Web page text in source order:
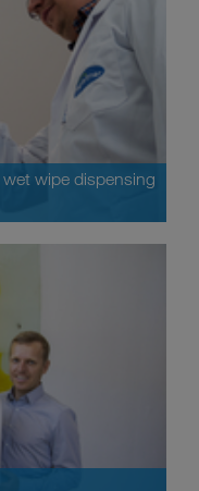
wipe dispensing